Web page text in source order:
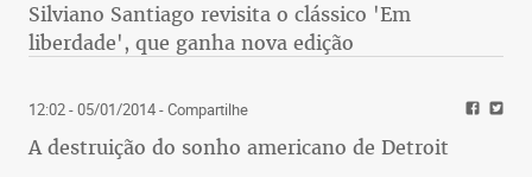
Silviano Santiago revisita o clássico 'Em
liberdade', que ganha nova edição
12:02 - 05/01/2014- Compartilhe
A destruição do sonho americano de Detroit